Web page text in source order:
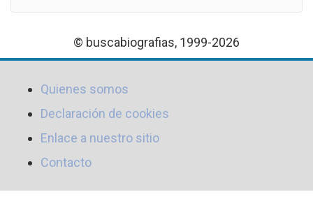
© buscabiografias, 1999-2026
Quienes somos
Declaración de cookies
Enlace a nuestro sitio
Contacto